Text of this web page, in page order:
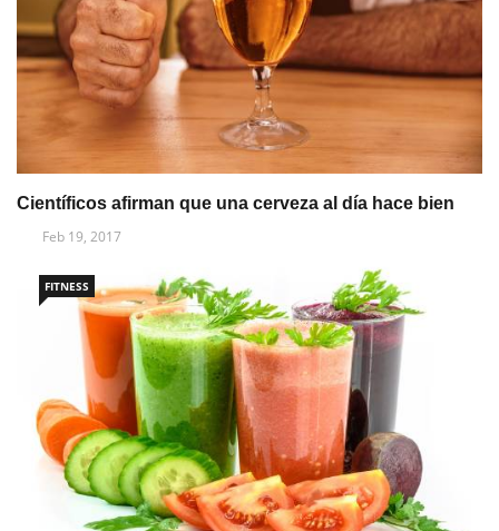
Científicos afirman que una cerveza al día hace bien
Feb 19, 2017
FITNESS